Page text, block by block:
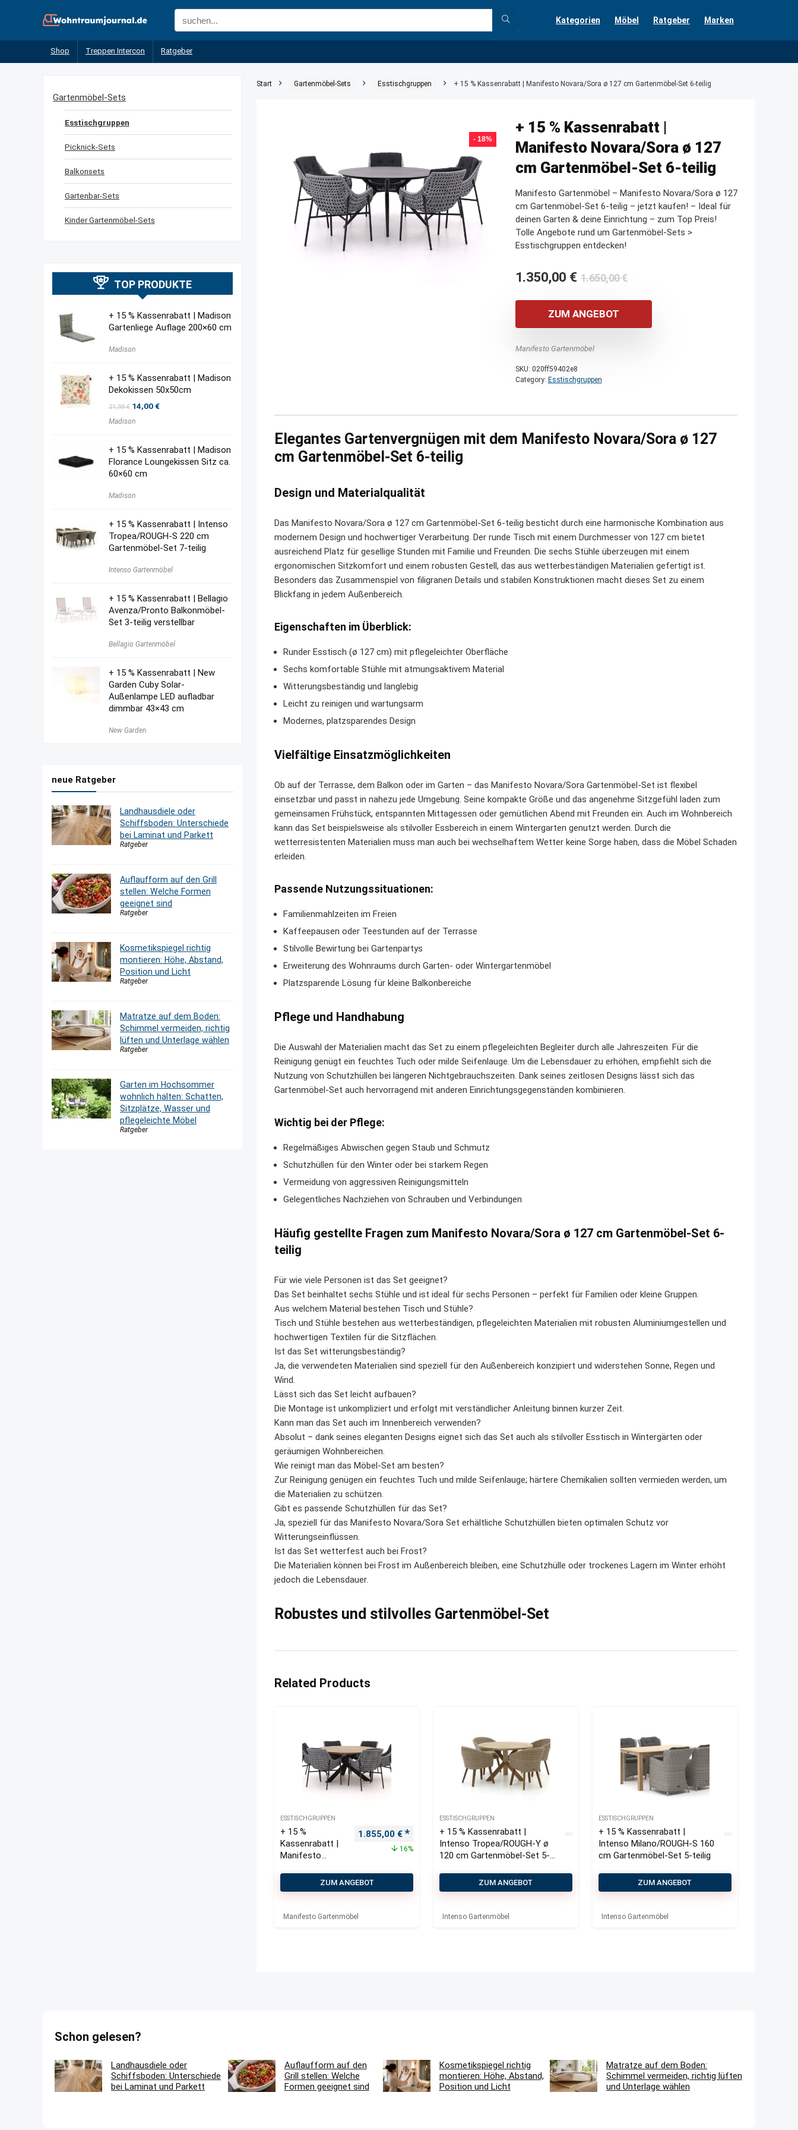
Kategorien Möbel Ratgeber Marken
Shop Treppen Intercon Ratgeber
Start Gartenmöbel-Sets Esstischgruppen + 15 % Kassenrabatt | Manifesto Novara/Sora ø 127 cm Gartenmöbel-Set 6-teilig
- 18%
+ 15 % Kassenrabatt |
Manifesto Novara/Sora ø 127
cm Gartenmöbel-Set 6-teilig
Manifesto Gartenmöbel – Manifesto Novara/Sora ø 127
cm Gartenmöbel-Set 6-teilig – jetzt kaufen! – Ideal für
deinen Garten & deine Einrichtung – zum Top Preis!
Tolle Angebote rund um Gartenmöbel-Sets >
Esstischgruppen entdecken!
1.650,00€Ursprünglicher
war:
1.350,00 €
Aktueller
ist:
ZUM ANGEBOT
Manifesto Gartenmöbel
SKU: 020ff59402e8
Category: Esstischgruppen
Elegantes Gartenvergnügen mit dem Manifesto Novara/Sora ø 127
cm Gartenmöbel-Set 6-teilig
Design und Materialqualität
Das Manifesto Novara/Sora ø 127 cm Gartenmöbel-Set 6-teilig besticht durch eine harmonische Kombination aus
modernem Design und hochwertiger Verarbeitung. Der runde Tisch mit einem Durchmesser von 127 cm bietet
ausreichend Platz für gesellige Stunden mit Familie und Freunden. Die sechs Stühle überzeugen mit einem
ergonomischen Sitzkomfort und einem robusten Gestell, das aus wetterbeständigen Materialien gefertigt ist.
Besonders das Zusammenspiel von filigranen Details und stabilen Konstruktionen macht dieses Set zu einem
Blickfang in jedem Außenbereich.
Eigenschaften im Überblick:
Runder Esstisch (ø 127 cm) mit pflegeleichter Oberfläche
Sechs komfortable Stühle mit atmungsaktivem Material
Witterungsbeständig und langlebig
Leicht zu reinigen und wartungsarm
Modernes, platzsparendes Design
Vielfältige Einsatzmöglichkeiten
Ob auf der Terrasse, dem Balkon oder im Garten – das Manifesto Novara/Sora Gartenmöbel-Set ist flexibel
einsetzbar und passt in nahezu jede Umgebung. Seine kompakte Größe und das angenehme Sitzgefühl laden zum
gemeinsamen Frühstück, entspannten Mittagessen oder gemütlichen Abend mit Freunden ein. Auch im Wohnbereich
kann das Set beispielsweise als stilvoller Essbereich in einem Wintergarten genutzt werden. Durch die
wetterresistenten Materialien muss man auch bei wechselhaftem Wetter keine Sorge haben, dass die Möbel Schaden
erleiden.
Passende Nutzungssituationen:
Familienmahlzeiten im Freien
Kaffeepausen oder Teestunden auf der Terrasse
Stilvolle Bewirtung bei Gartenpartys
Erweiterung des Wohnraums durch Garten- oder Wintergartenmöbel
Platzsparende Lösung für kleine Balkonbereiche
Pflege und Handhabung
Die Auswahl der Materialien macht das Set zu einem pflegeleichten Begleiter durch alle Jahreszeiten. Für die
Reinigung genügt ein feuchtes Tuch oder milde Seifenlauge. Um die Lebensdauer zu erhöhen, empfiehlt sich die
Nutzung von Schutzhüllen bei längeren Nichtgebrauchszeiten. Dank seines zeitlosen Designs lässt sich das
Gartenmöbel-Set auch hervorragend mit anderen Einrichtungsgegenständen kombinieren.
Wichtig bei der Pflege:
Regelmäßiges Abwischen gegen Staub und Schmutz
Schutzhüllen für den Winter oder bei starkem Regen
Vermeidung von aggressiven Reinigungsmitteln
Gelegentliches Nachziehen von Schrauben und Verbindungen
Häufig gestellte Fragen zum Manifesto Novara/Sora ø 127 cm Gartenmöbel-Set 6-
teilig
Für wie viele Personen ist das Set geeignet?
Das Set beinhaltet sechs Stühle und ist ideal für sechs Personen – perfekt für Familien oder kleine Gruppen.
Aus welchem Material bestehen Tisch und Stühle?
Tisch und Stühle bestehen aus wetterbeständigen, pflegeleichten Materialien mit robusten Aluminiumgestellen und
hochwertigen Textilen für die Sitzflächen.
Ist das Set witterungsbeständig?
Ja, die verwendeten Materialien sind speziell für den Außenbereich konzipiert und widerstehen Sonne, Regen und
Wind.
Lässt sich das Set leicht aufbauen?
Die Montage ist unkompliziert und erfolgt mit verständlicher Anleitung binnen kurzer Zeit.
Kann man das Set auch im Innenbereich verwenden?
Absolut – dank seines eleganten Designs eignet sich das Set auch als stilvoller Esstisch in Wintergärten oder
geräumigen Wohnbereichen.
Wie reinigt man das Möbel-Set am besten?
Zur Reinigung genügen ein feuchtes Tuch und milde Seifenlauge; härtere Chemikalien sollten vermieden werden, um
die Materialien zu schützen.
Gibt es passende Schutzhüllen für das Set?
Ja, speziell für das Manifesto Novara/Sora Set erhältliche Schutzhüllen bieten optimalen Schutz vor
Witterungseinflüssen.
Ist das Set wetterfest auch bei Frost?
Die Materialien können bei Frost im Außenbereich bleiben, eine Schutzhülle oder trockenes Lagern im Winter erhöht
jedoch die Lebensdauer.
Robustes und stilvolles Gartenmöbel-Set
Related Products
ESSTISCHGRUPPEN
+ 15 %
Kassenrabatt |
Manifesto
Y ø150 cm
Gartenmöbel-
Ursprünglicher Preis war: 2.215,00 €
1.855,00 € Aktueller Preis ist: 1.855,00 €.
16%
ZUM ANGEBOT
Manifesto Gartenmöbel
ESSTISCHGRUPPEN
+ 15 % Kassenrabatt |
Intenso Tropea/ROUGH-Y ø
120 cm Gartenmöbel-Set 5-
ZUM ANGEBOT
Intenso Gartenmöbel
ESSTISCHGRUPPEN
+ 15 % Kassenrabatt |
Intenso Milano/ROUGH-S 160
cm Gartenmöbel-Set 5-teilig
ZUM ANGEBOT
Intenso Gartenmöbel
Gartenmöbel-Sets
Esstischgruppen
Picknick-Sets
Balkonsets
Gartenbar-Sets
Kinder Gartenmöbel-Sets
TOP PRODUKTE
+ 15 % Kassenrabatt | Madison
Gartenliege Auflage 200×60 cm
Madison
+ 15 % Kassenrabatt | Madison
Dekokissen 50x50cm
21,00€ Ursprünglicher
war:
14,00€Aktueller
Madison
+ 15 % Kassenrabatt | Madison
Florance Loungekissen Sitz ca.
60×60 cm
Madison
+ 15 % Kassenrabatt | Intenso
Tropea/ROUGH-S 220 cm
Gartenmöbel-Set 7-teilig
Intenso Gartenmöbel
+ 15 % Kassenrabatt | Bellagio
Avenza/Pronto Balkonmöbel-
Set 3-teilig verstellbar
Bellagio Gartenmöbel
+ 15 % Kassenrabatt | New
Garden Cuby Solar-
Außenlampe LED aufladbar
dimmbar 43×43 cm
New Garden
neue Ratgeber
Landhausdiele oder
Schiffsboden: Unterschiede
bei Laminat und Parkett
Ratgeber
Auflaufform auf den Grill
stellen: Welche Formen
geeignet sind
Ratgeber
Kosmetikspiegel richtig
montieren: Höhe, Abstand,
Position und Licht
Ratgeber
Matratze auf dem Boden:
Schimmel vermeiden, richtig
lüften und Unterlage wählen
Ratgeber
Garten im Hochsommer
wohnlich halten: Schatten,
Sitzplätze, Wasser und
pflegeleichte Möbel
Ratgeber
Schon gelesen?
Landhausdiele oder
Schiffsboden: Unterschiede
bei Laminat und Parkett
Auflaufform auf den
Grill stellen: Welche
Formen geeignet sind
Kosmetikspiegel richtig
montieren: Höhe, Abstand,
Position und Licht
Matratze auf dem Boden:
Schimmel vermeiden, richtig lüften
und Unterlage wählen